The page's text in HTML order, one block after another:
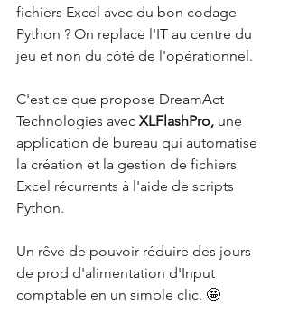
fichiers Excel avec du bon codage
Python ? On replace l'IT au centre du
jeu et non du côté de l'opérationnel.
C'est ce que propose DreamAct
Technologies avec XLFlashPro, une
application de bureau qui automatise
la création et la gestion de fichiers
Excel récurrents à l'aide de scripts
Python.
Un rêve de pouvoir réduire des jours
de prod d'alimentation d'Input
comptable en un simple clic. 🤩